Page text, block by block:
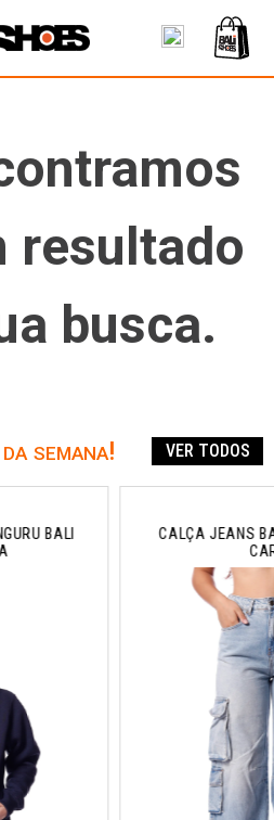
resultado
busca.
semana! VER TODOS
BALI
CALÇA JEANS